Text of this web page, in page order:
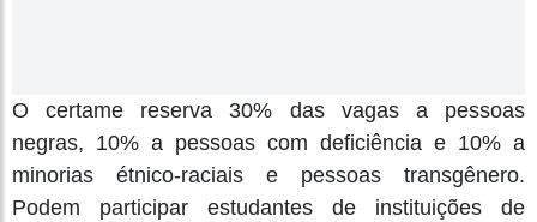
O certame reserva 30% das vagas a pessoas
negras, 10% a pessoas com deficiência e 10% a
minorias étnico-raciais e pessoas transgênero.
Podem participar estudantes de instituições de